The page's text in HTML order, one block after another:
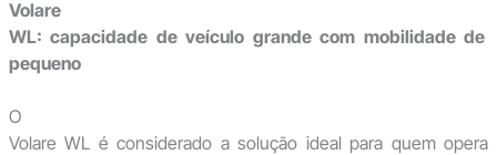
Volare
WL: capacidade de veículo grande com mobilidade de
pequeno
O
Volare WL é considerado a solução ideal para quem opera